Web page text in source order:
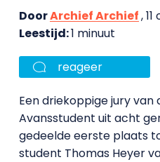
DoorArchief Archief,
Leestijd:1 minuut
reageer
Een driekoppige jury van
Avansstudent uit acht
gedeelde eerste plaats
student Thomas Heyer